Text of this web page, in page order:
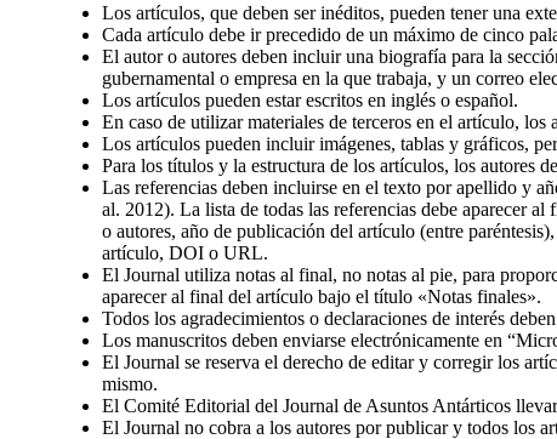
Los artículos, que deben ser inéditos, pueden tener una
Cada artículo debe ir precedido de un máximo de cinco
El autor o autores deben incluir una biografía para la
gubernamental o empresa en la que trabaja, y un correo
Los artículos pueden estar escritos en inglés o español.
En caso de utilizar materiales de terceros en el artículo, los
Los artículos pueden incluir imágenes, tablas y gráficos,
Para los títulos y la estructura de los artículos, los autores
Las referencias deben incluirse en el texto por apellido y
al. 2012). La lista de todas las referencias debe aparecer
o autores, año de publicación del artículo (entre
artículo, DOI o URL.
El Journal utiliza notas al final, no notas al pie, para
aparecer al final del artículo bajo el título «Notas finales».
Todos los agradecimientos o declaraciones de interés
Los manuscritos deben enviarse electrónicamente en
El Journal se reserva el derecho de editar y corregir los
mismo.
El Comité Editorial del Journal de Asuntos Antárticos
El Journal no cobra a los autores por publicar y todos los